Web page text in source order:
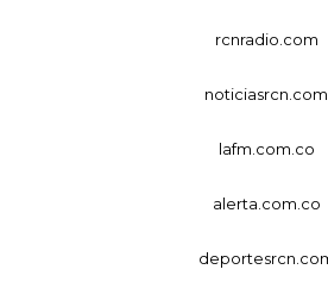
rcnradio.com
noticiasrcn.com
lafm.com.co
alerta.com.co